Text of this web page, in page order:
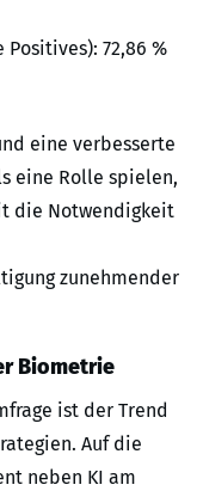
72,86 %
eine verbesserte
eine Rolle spielen,
die Notwendigkeit
zunehmender
Biometrie
ist der Trend
Auf die
neben KI am